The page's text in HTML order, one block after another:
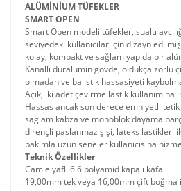
ALÜMİNİUM TÜFEKLER
SMART OPEN
Smart Open modeli tüfekler, sualtı
seviyedeki kullanıcılar için dizayn
kolay, kompakt ve sağlam yapıda bir
Kanallı düralümin gövde, oldukça zorlu
olmadan ve balistik hassasiyeti
Açık, iki adet çevirme lastik kullanımına
Hassas ancak son derece emniyetli
sağlam kabza ve monoblok dayama
dirençli paslanmaz şişi, lateks lastikleri
bakımla uzun seneler kullanıcısına
Teknik Özellikler
Cam elyaflı 6.6 polyamid kapalı kafa
19,00mm tek veya 16,00mm çift boğma